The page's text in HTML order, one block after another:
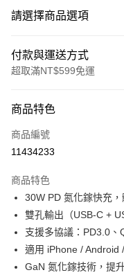
請選擇商品選項
付款與運送方式
超取滿NT$599免運
信用卡一次付款
超商取貨付款
Apple Pay
街口支付
悠遊付
ATM付款
商品特色
商品編號
11434233
商品特色
30W PD 氮化鎵快充
雙孔輸出（USB‑C +
支援多協議：PD3.0、
適用 iPhone / Android
GaN 氮化鎵技術，提